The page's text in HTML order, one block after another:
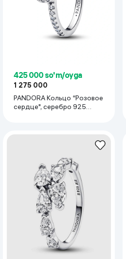
Kameralar
425 000 so'm/oyga
1 275 000
PANDORA Кольцо “Розовое
сердце", cеребро 925